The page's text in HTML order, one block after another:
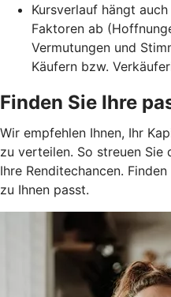
Kursverlauf hängt
Faktoren ab
Vermutungen und
Käufern bzw.
Finden Sie Ihre
Wir empfehlen Ihnen, Ihr
zu verteilen. So streuen Sie
Ihre Renditechancen.
zu Ihnen passt.